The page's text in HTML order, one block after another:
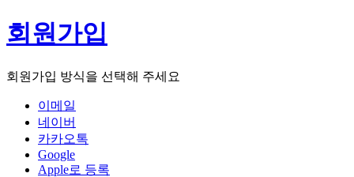
회원가입
회원가입 방식을 선택해 주세요
이메일
네이버
카카오톡
Google
Apple로 등록